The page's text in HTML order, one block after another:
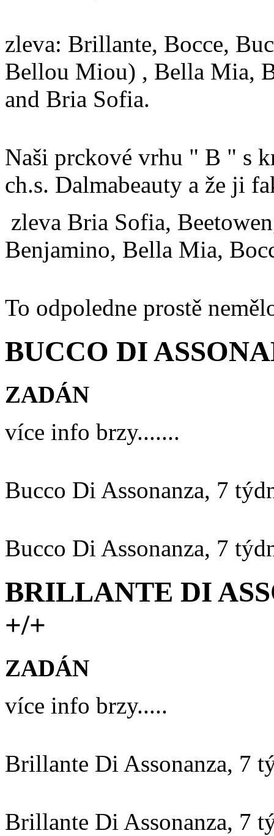
zleva: Brillante, Bocce,
Bellou Miou) , Bella Mia,
and Bria Sofia.
Naši prckové vrhu " B " s
ch.s. Dalmabeauty a že ji
zleva Bria Sofia,
Benjamino, Bella Mia,
To odpoledne prostě
BUCCO DI
ZADÁN
více info brzy.......
Bucco Di Assonanza, 7
Bucco Di Assonanza, 7
BRILLANTE DI
+/+
ZADÁN
více info brzy.....
Brillante Di Assonanza, 7
Brillante Di Assonanza, 7